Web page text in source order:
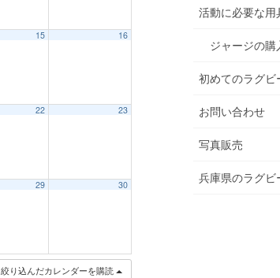
15 16
22 23
29 30
絞り込んだカレンダーを購読
活動に必要な用
ジャージの購
初めてのラグビ
お問い合わせ
写真販売
兵庫県のラグビ